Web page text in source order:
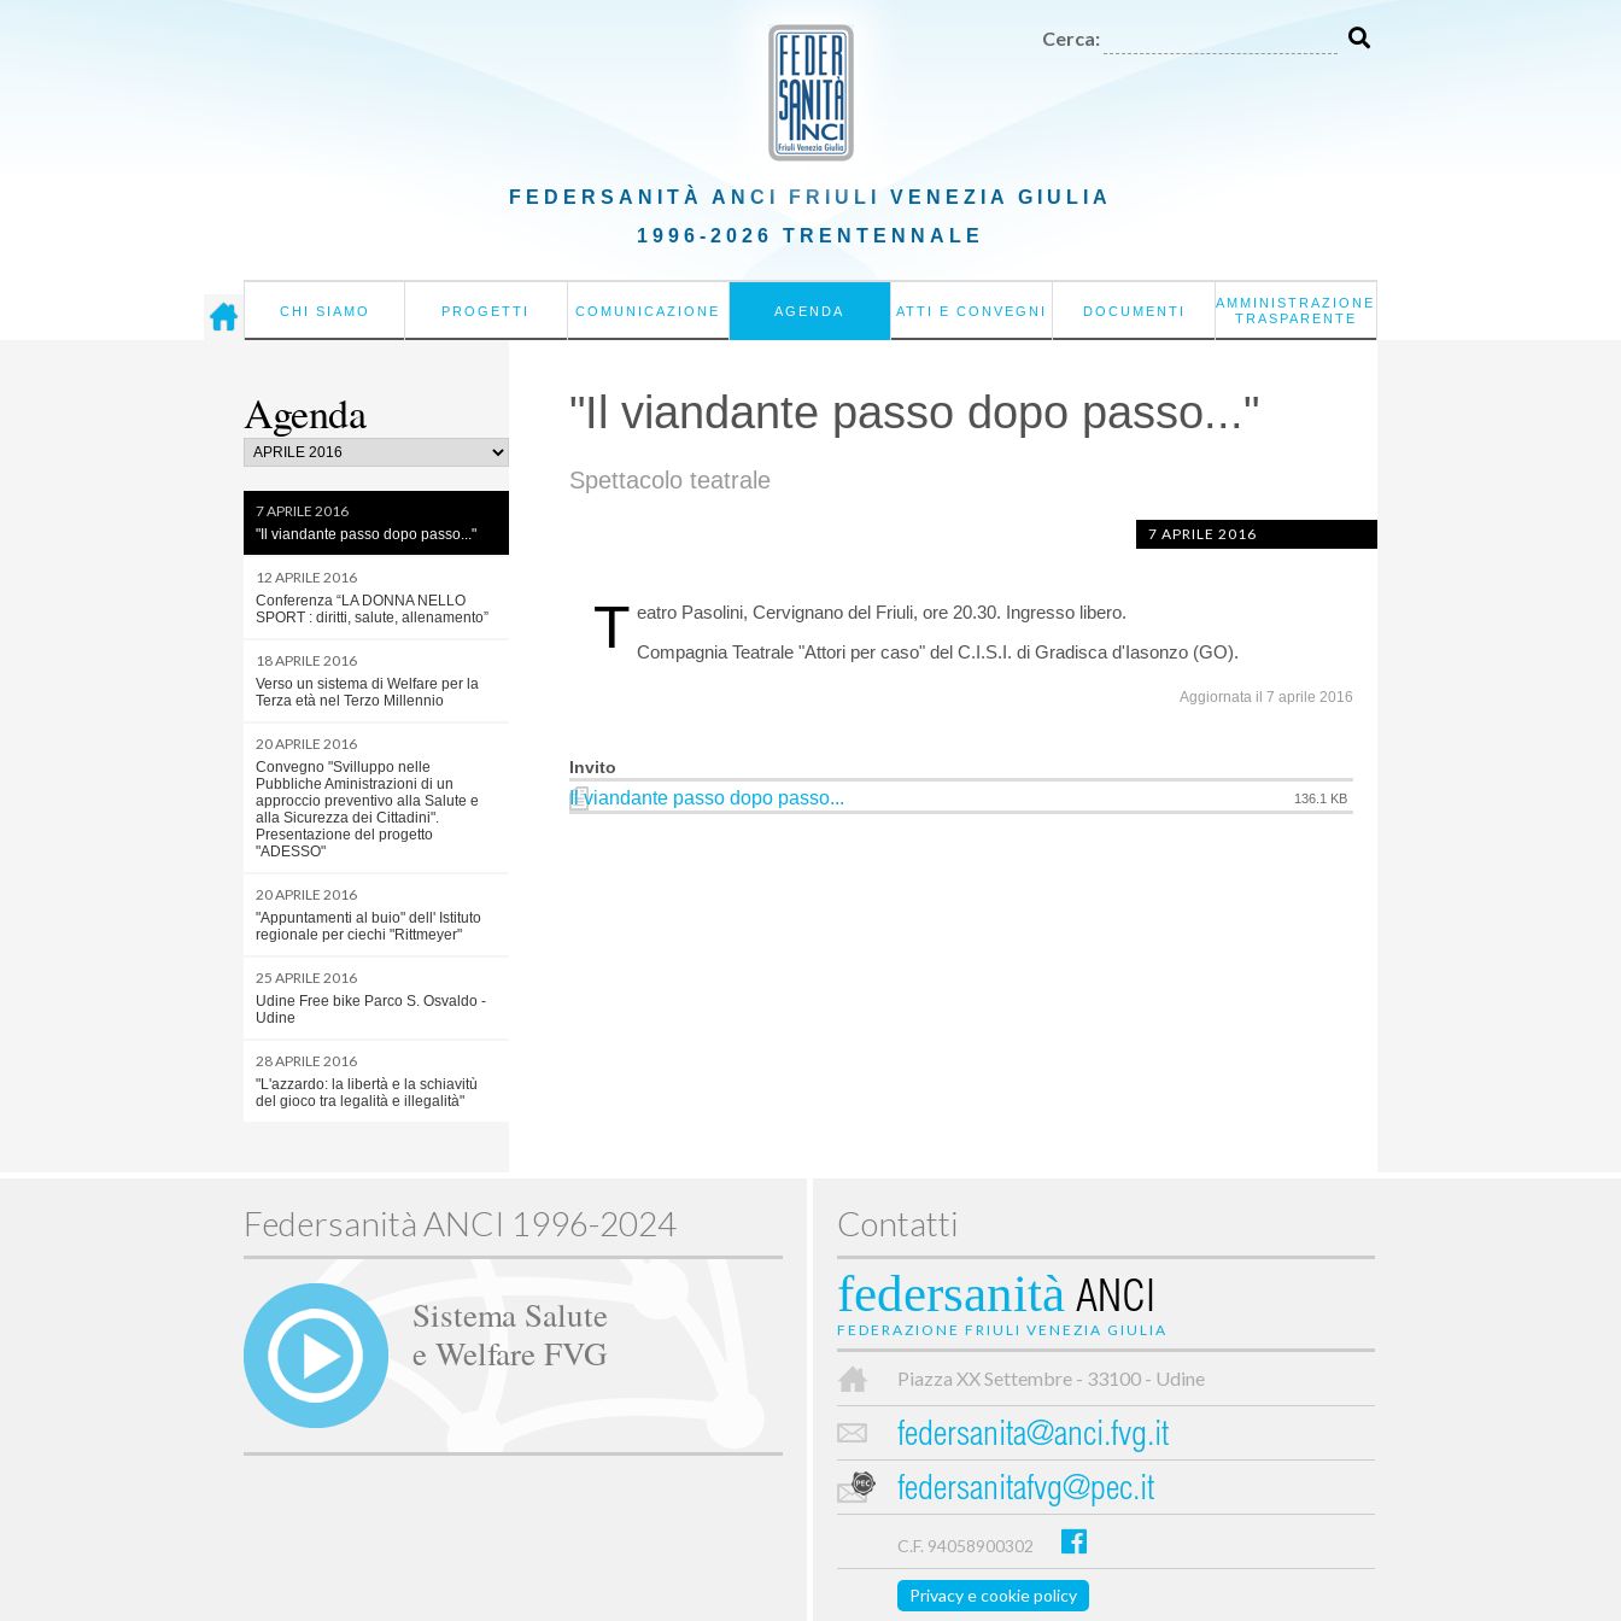
Cerca:
FEDERSANITÀ ANCI FRIULI VENEZIA GIULIA
1996-2026 TRENTENNALE
CHI SIAMO PROGETTI COMUNICAZIONE AGENDA ATTI E CONVEGNI DOCUMENTI
AMMINISTRAZIONE
TRASPARENTE
Agenda
7 APRILE 2016
"Il viandante passo dopo passo..."
12 APRILE 2016
Conferenza “LA DONNA NELLO
SPORT : diritti, salute, allenamento”
18 APRILE 2016
Verso un sistema di Welfare per la
Terza età nel Terzo Millennio
20 APRILE 2016
Convegno "Svilluppo nelle
Pubbliche Aministrazioni di un
approccio preventivo alla Salute e
alla Sicurezza dei Cittadini".
Presentazione del progetto
"ADESSO"
20 APRILE 2016
"Appuntamenti al buio" dell' Istituto
regionale per ciechi "Rittmeyer"
25 APRILE 2016
Udine Free bike Parco S. Osvaldo -
Udine
28 APRILE 2016
"L'azzardo: la libertà e la schiavitù
del gioco tra legalità e illegalità"
"Il viandante passo dopo passo..."
Spettacolo teatrale
7 APRILE 2016
T eatro Pasolini, Cervignano del Friuli, ore 20.30. Ingresso libero.
Compagnia Teatrale "Attori per caso" del C.I.S.I. di Gradisca d'Iasonzo (GO).
Aggiornata il 7 aprile 2016
Invito
Il viandante passo dopo passo... 136.1 KB
Federsanità ANCI 1996-2024
Sistema Salute
e Welfare FVG
Contatti
federsanità ANCI
FEDERAZIONE FRIULI VENEZIA GIULIA
Piazza XX Settembre - 33100 - Udine
federsanita@anci.fvg.it
federsanitafvg@pec.it
C.F. 94058900302
Privacy e cookie policy